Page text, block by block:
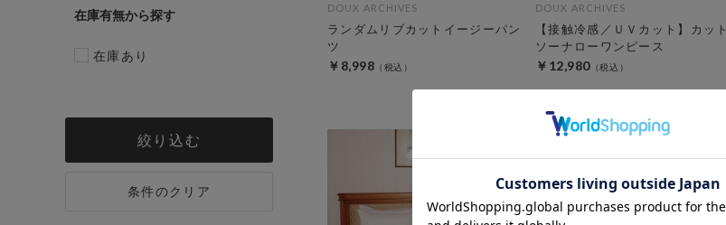
在庫有無
在庫あり
絞り込む
条件のクリア
DOUX ARCHIVES
ランダムリブカットイージーパン
ツ
￥8,998
DOUX ARCHIVES
【接触冷感／ＵＶカット】カット
ソーナローワンピース
￥12,980